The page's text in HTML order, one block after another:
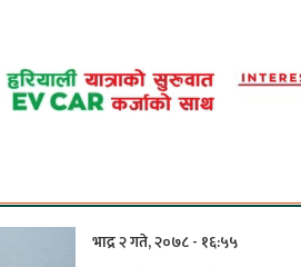
भाद्र २ गते, २०७८ - १६:५५